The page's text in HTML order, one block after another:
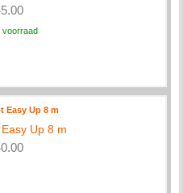
voorraad
Up 8 m